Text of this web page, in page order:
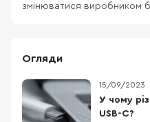
змінюватися виробником
Огляди
15/09/2023
У чому
USB-C?